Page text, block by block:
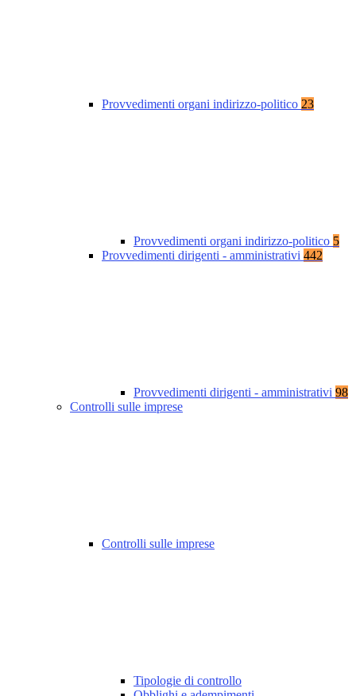
Provvedimenti organi indirizzo-politico 23
Provvedimenti organi indirizzo-politico 5
Provvedimenti dirigenti - amministrativi 442
Provvedimenti dirigenti - amministrativi 98
Controlli sulle imprese
Controlli sulle imprese
Tipologie di controllo